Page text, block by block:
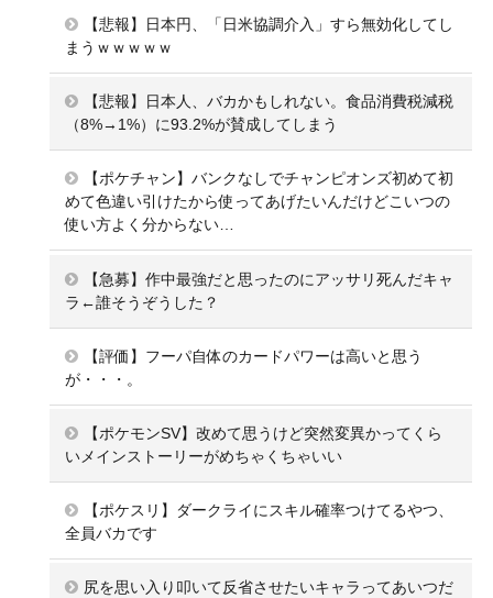
【悲報】日本円、「日米協調介入」すら無効化してし
まうｗｗｗｗｗ
【悲報】日本人、バカかもしれない。食品消費税減税
（8%→1%）に93.2%が賛成してしまう
【ポケチャン】バンクなしでチャンピオンズ初めて初
めて色違い引けたから使ってあげたいんだけどこいつの
使い方よく分からない…
【急募】作中最強だと思ったのにアッサリ死んだキャ
ラ←誰そうぞうした？
【評価】フーパ自体のカードパワーは高いと思う
が・・・。
【ポケモンSV】改めて思うけど突然変異かってくら
いメインストーリーがめちゃくちゃいい
【ポケスリ】ダークライにスキル確率つけてるやつ、
全員バカです
尻を思い入り叩いて反省させたいキャラってあいつだ